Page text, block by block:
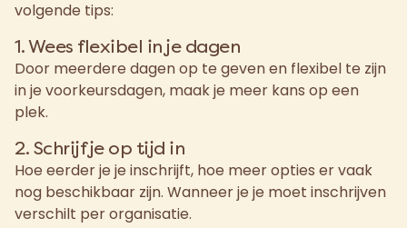
volgende tips:
1. Wees flexibel in je dagen
Door meerdere dagen op te geven en flexibel te zijn
in je voorkeursdagen, maak je meer kans op een
plek.
2. Schrijf je op tijd in
Hoe eerder je je inschrijft, hoe meer opties er vaak
nog beschikbaar zijn. Wanneer je je moet inschrijven
verschilt per organisatie.